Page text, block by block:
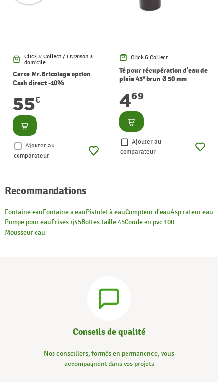
Click & Collect / Livraison à
domicile
Carte Mr.Bricolage option
Cash direct -10%
55€
Consulter
Ajouter au
comparateur
Click & Collect
Té pour récupération d'eau de
pluie 45° brun Ø 50 mm
469
Consulter
Ajouter au
comparateur
Recommandations
Fontaine eauFontaine a eauPistolet à eauCompteur d'eauAspirateur eau
Pompe pour eauPrises rj45Bottes taille 45Coude en pvc 100
Mousseur eau
Conseils de qualité
Nos conseillers, formés en permanence, vous
accompagnent dans vos projets